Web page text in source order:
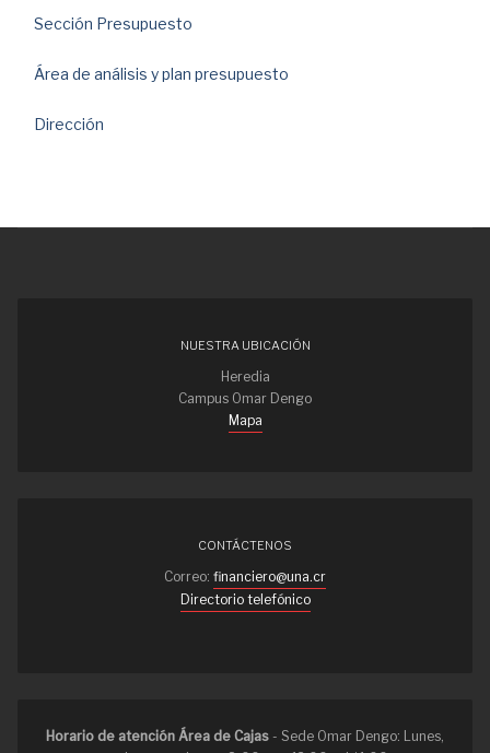
Sección Presupuesto
Área de análisis y plan presupuesto
Dirección
NUESTRA UBICACIÓN
Heredia
Campus Omar Dengo
Mapa
CONTÁCTENOS
Correo: financiero@una.cr
Directorio telefónico
Horario de atención Área de Cajas - Sede Omar Dengo: Lunes,